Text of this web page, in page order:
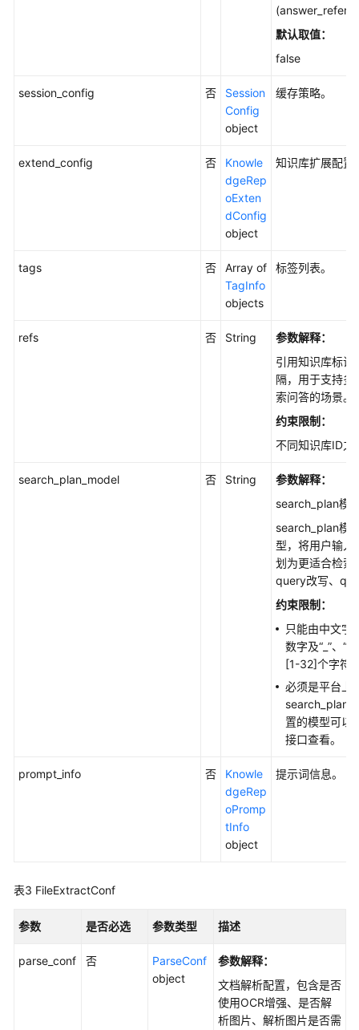
频
文
通
共
源
系
权
默认取值：
false
session_config 否
Session
Config
object
缓存策略。
extend_config 否
Knowle
dgeRep
oExten
dConfig
object
知识库扩展配置
tags 否
Array of
TagInfo
objects
标签列表。
refs 否 String
参数解释：
引用知识库标识
隔，用于支持多
索问答的场景。
约束限制：
不同知识库ID之
search_plan_model 否 String
参数解释：
search_plan模
search_plan模
型，将用户输
划为更适合检
query改写、
约束限制：
只能由中文字
数字及“_”、“-
[1-32]个字符
必须是平台上
search_plan
置的模型可以
接口查看。
prompt_info 否
Knowle
dgeRep
oPromp
tInfo
object
提示词信息。
表3 FileExtractConf
参数 是否必选 参数类型 描述
parse_conf 否
ParseConf
object
参数解释：
文档解析配置，包含是否
使用OCR增强、是否解
析图片、解析图片是否需